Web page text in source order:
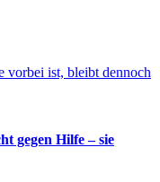
gegen Hilfe – sie